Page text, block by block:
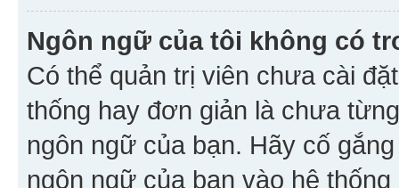
Ngôn ngữ của tôi không có
Có thể quản trị viên chưa cài
thống hay đơn giản là chưa
ngôn ngữ của bạn. Hãy cố
ngôn ngữ của bạn vào hệ